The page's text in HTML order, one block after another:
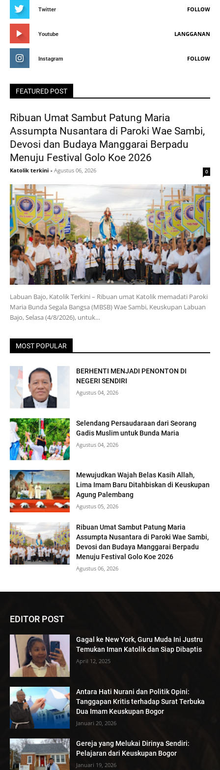
Twitter FOLLOW
Youtube LANGGANAN
Instagram FOLLOW
FEATURED POST
Ribuan Umat Sambut Patung Maria
Assumpta Nusantara di Paroki Wae Sambi,
Devosi dan Budaya Manggarai Berpadu
Menuju Festival Golo Koe 2026
Katolik terkini - Agustus 06, 2026 0
Labuan Bajo, Katolik Terkini – Ribuan umat Katolik memadati Paroki
Maria Bunda Segala Bangsa (MBSB) Wae Sambi, Keuskupan Labuan
Bajo, Selasa (4/8/2026), untuk…
MOST POPULAR
BERHENTI MENJADI PENONTON DI
NEGERI SENDIRI
Agustus 04, 2026
Selendang Persaudaraan dari Seorang
Gadis Muslim untuk Bunda Maria
Agustus 04, 2026
Mewujudkan Wajah Belas Kasih Allah,
Lima Imam Baru Ditahbiskan di Keuskupan
Agung Palembang
Agustus 05, 2026
Ribuan Umat Sambut Patung Maria
Assumpta Nusantara di Paroki Wae Sambi,
Devosi dan Budaya Manggarai Berpadu
Menuju Festival Golo Koe 2026
Agustus 06, 2026
EDITOR POST
Gagal ke New York, Guru Muda Ini Justru
Temukan Iman Katolik dan Siap Dibaptis
April 12, 2025
Antara Hati Nurani dan Politik Opini:
Tanggapan Kritis terhadap Surat Terbuka
Dua Imam Keuskupan Bogor
Januari 20, 2026
Gereja yang Melukai Dirinya Sendiri:
Pelajaran dari Keuskupan Bogor
Januari 19, 2026